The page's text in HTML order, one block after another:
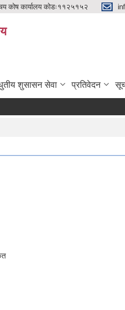
कोष कार्यालय कोडः११२५१५२
शुसासन सेवा प्रतिवेदन